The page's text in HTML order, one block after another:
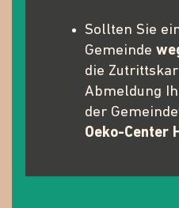
Sollten Sie
Gemeinde
die
Abmeldung
der
Oeko-Center